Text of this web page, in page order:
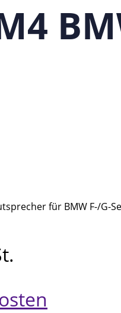
für BMW F-/